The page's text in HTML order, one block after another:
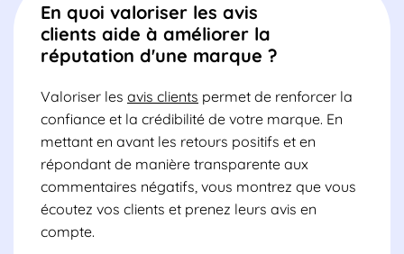
En quoi valoriser les avis
clients aide à améliorer la
réputation d'une marque ?
Valoriser les avis clients permet de renforcer la
confiance et la crédibilité de votre marque. En
mettant en avant les retours positifs et en
répondant de manière transparente aux
commentaires négatifs, vous montrez que vous
écoutez vos clients et prenez leurs avis en
compte.